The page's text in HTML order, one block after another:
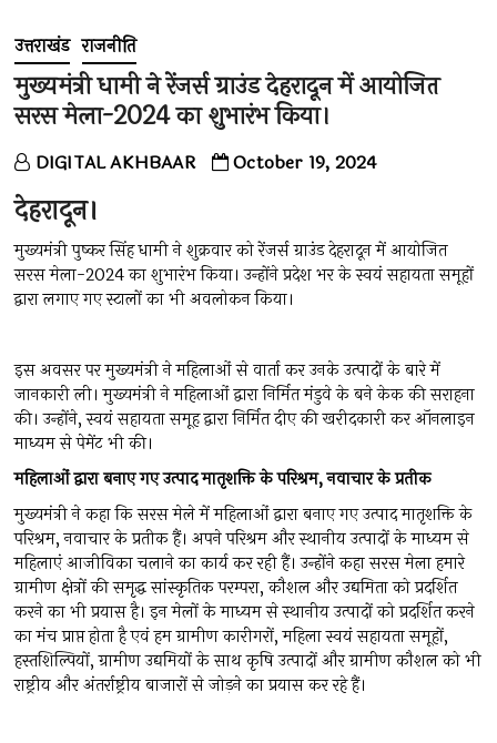
उत्तराखंड राजनीति
मुख्यमंत्री धामी ने रेंजर्स ग्राउंड देहरादून में आयोजित
सरस मेला-2024 का शुभारंभ किया।
DIGITAL AKHBAAR October 19, 2024
देहरादून।
मुख्यमंत्री पुष्कर सिंह धामी ने शुक्रवार को रेंजर्स ग्राउंड देहरादून में आयोजित
सरस मेला-2024 का शुभारंभ किया। उन्होंने प्रदेश भर के स्वयं सहायता समूहों
द्वारा लगाए गए स्टालों का भी अवलोकन किया।
इस अवसर पर मुख्यमंत्री ने महिलाओं से वार्ता कर उनके उत्पादों के बारे में
जानकारी ली। मुख्यमंत्री ने महिलाओं द्वारा निर्मित मंडुवे के बने केक की सराहना
की। उन्होंने, स्वयं सहायता समूह द्वारा निर्मित दीए की खरीदकारी कर ऑनलाइन
माध्यम से पेमेंट भी की।
महिलाओं द्वारा बनाए गए उत्पाद मातृशक्ति के परिश्रम, नवाचार के प्रतीक
मुख्यमंत्री ने कहा कि सरस मेले में महिलाओं द्वारा बनाए गए उत्पाद मातृशक्ति के
परिश्रम, नवाचार के प्रतीक हैं। अपने परिश्रम और स्थानीय उत्पादों के माध्यम से
महिलाएं आजीविका चलाने का कार्य कर रही हैं। उन्होंने कहा सरस मेला हमारे
ग्रामीण क्षेत्रों की समृद्ध सांस्कृतिक परम्परा, कौशल और उद्यमिता को प्रदर्शित
करने का भी प्रयास है। इन मेलों के माध्यम से स्थानीय उत्पादों को प्रदर्शित करने
का मंच प्राप्त होता है एवं हम ग्रामीण कारीगरों, महिला स्वयं सहायता समूहों,
हस्तशिल्पियों, ग्रामीण उद्यमियों के साथ कृषि उत्पादों और ग्रामीण कौशल को भी
राष्ट्रीय और अंतर्राष्ट्रीय बाजारों से जोड़ने का प्रयास कर रहे हैं।